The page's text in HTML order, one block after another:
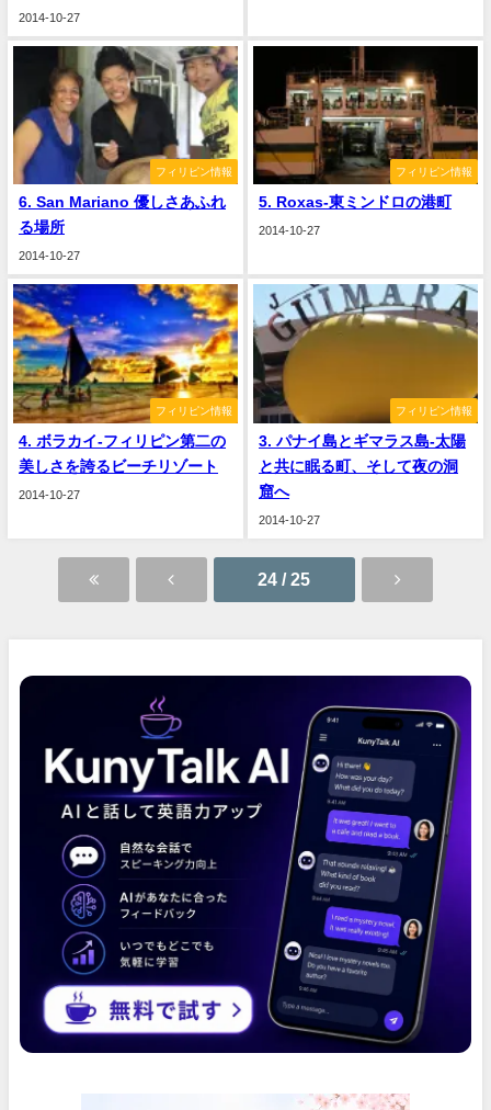
2014-10-27
フィリピン情報
6. San Mariano 優しさあふれ
る場所
2014-10-27
フィリピン情報
5. Roxas-東ミンドロの港町
2014-10-27
フィリピン情報
4. ボラカイ‐フィリピン第二の
美しさを誇るビーチリゾート
2014-10-27
フィリピン情報
3. パナイ島とギマラス島-太陽
と共に眠る町、そして夜の洞
窟へ
2014-10-27
24 / 25